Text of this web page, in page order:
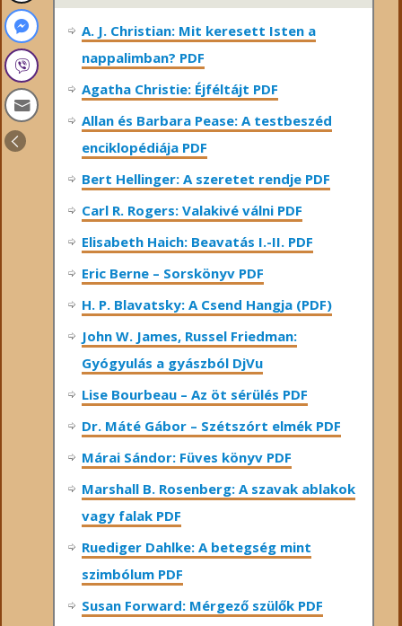
A. J. Christian: Mit keresett Isten a
nappalimban? PDF
Agatha Christie: Éjféltájt PDF
Allan és Barbara Pease: A testbeszéd
enciklopédiája PDF
Bert Hellinger: A ​szeretet rendje PDF
Carl R. Rogers: Valakivé válni PDF
Elisabeth Haich: Beavatás I.-II. PDF
Eric Berne – Sorskönyv PDF
H. P. Blavatsky: A Csend Hangja (PDF)
John W. James, Russel Friedman:
Gyógyulás a gyászból DjVu
Lise Bourbeau – Az öt sérülés PDF
Dr. Máté Gábor – Szétszórt elmék PDF
Márai Sándor: Füves könyv PDF
Marshall B. Rosenberg: A szavak ablakok
vagy falak PDF
Ruediger Dahlke: A betegség mint
szimbólum PDF
Susan Forward: Mérgező szülők PDF